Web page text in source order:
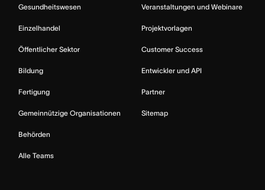
Gesundheitswesen
Einzelhandel
Öffentlicher Sektor
Bildung
Fertigung
Gemeinnützige Organisationen
Behörden
Alle Teams
Veranstaltungen und Webinare
Projektvorlagen
Customer Success
Entwickler und API
Partner
Sitemap